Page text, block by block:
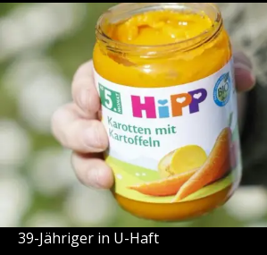
39-Jähriger in U-Haft